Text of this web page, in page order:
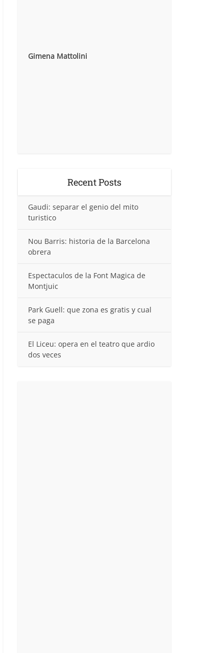
Gimena Mattolini
Recent Posts
Gaudi: separar el genio del mito
turistico
Nou Barris: historia de la Barcelona
obrera
Espectaculos de la Font Magica de
Montjuic
Park Guell: que zona es gratis y cual
se paga
El Liceu: opera en el teatro que ardio
dos veces